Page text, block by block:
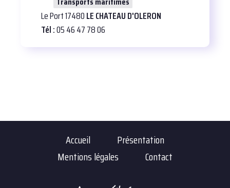
Le Port 17480LE CHATEAU D'OLERON
Tél :05 46 47 78 06
Accueil
Présentation
Mentions légales
Contact